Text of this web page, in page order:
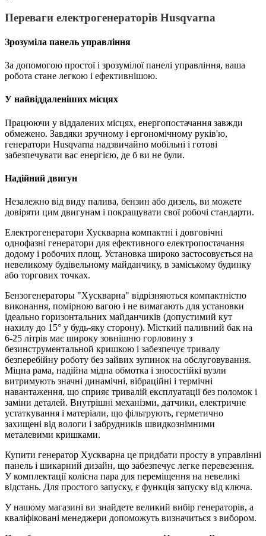
Переваги електрогенераторів Husqvarna
Зрозуміла панель управління
За допомогою простої і зрозумілої панелі управління, ваша
робота стане легкою і ефективнішою.
У найвіддаленіших місцях
Працюючи у віддалених місцях, енергопостачання завжди
обмежено. Завдяки зручному і ергономічному руків'ю,
генератори Husqvarna надзвичайно мобільні і готові
забезпечувати вас енергією, де б ви не були.
Надійний двигун
Незалежно від виду палива, бензин або дизель, ви можете
довіряти цим двигунам і покращувати свої робочі стандарти.
Електрогенератори Хускварна компактні і довговічні
однофазні генератори для ефективного електропостачання
додому і робочих площ. Установка широко застосовується на
невеликому будівельному майданчику, в заміському будинку
або торгових точках.
Бензогенераторы "Xускварна" відрізняються компактністю
виконання, помірною вагою і не вимагають для установки
ідеально горизонтальних майданчиків (допустимий кут
нахилу до 15° у будь-яку сторону). Місткий паливний бак на
6-25 літрів має широку зовнішню горловину з
безинструментальной кришкою і забезпечує тривалу
безперебійну роботу без зайвих зупинок на обслуговування.
Міцна рама, надійна мідна обмотка і зносостійкі вузли
витримують значні динамічні, вібраційні і термічні
навантаження, що сприяє тривалій експлуатації без поломок і
заміни деталей. Внутрішні механізми, датчики, електричне
устаткування і матеріали, що фільтрують, герметично
захищені від вологи і забрудників швидкознімними
металевими кришками.
Купити генератор Xускварна це придбати просту в управлінні
панель і шикарний дизайн, що забезпечує легке перевезення.
У комплектації колісна пара для переміщення на невеликі
відстань. Для простого запуску, є функція запуску від ключа.
У нашому магазині ви знайдете великий вибір генераторів, а
кваліфіковані менеджери допоможуть визначиться з вибором.